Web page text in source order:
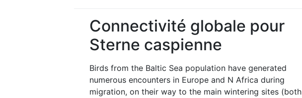
Connectivité globale pour
Sterne caspienne
Birds from the Baltic Sea population have generated
numerous encounters in Europe and N Africa during
migration, on their way to the main wintering sites (both